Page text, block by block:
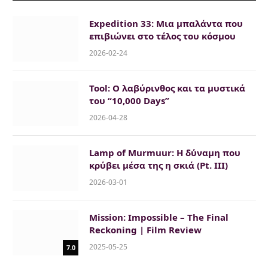
Expedition 33: Μια μπαλάντα που
επιβιώνει στο τέλος του κόσμου
2026-02-24
Tool: Ο λαβύρινθος και τα μυστικά
του “10,000 Days”
2026-04-28
Lamp of Murmuur: H δύναμη που
κρύβει μέσα της η σκιά (Pt. III)
2026-03-01
7.0
Mission: Impossible – The Final
Reckoning | Film Review
2025-05-25